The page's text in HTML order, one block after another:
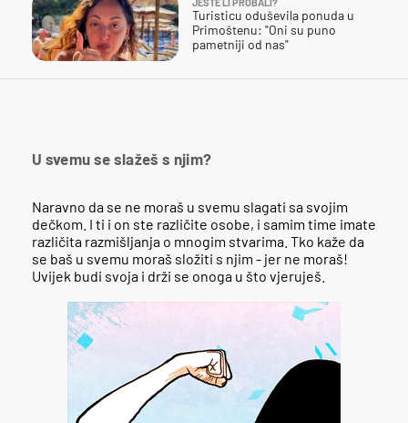
Turisticu oduševila ponuda u
Primoštenu: "Oni su puno
pametniji od nas"
U svemu se slažeš s njim?
Naravno da se ne moraš u svemu slagati sa svojim
dečkom. I ti i on ste različite osobe, i samim time imate
različita razmišljanja o mnogim stvarima. Tko kaže da
se baš u svemu moraš složiti s njim - jer ne moraš!
Uvijek budi svoja i drži se onoga u što vjeruješ.